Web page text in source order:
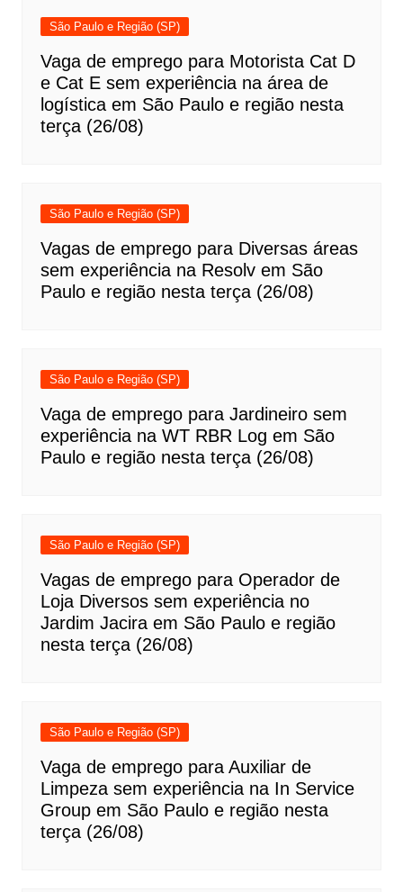
São Paulo e Região (SP)
Vaga de emprego para Motorista Cat D
e Cat E sem experiência na área de
logística em São Paulo e região nesta
terça (26/08)
São Paulo e Região (SP)
Vagas de emprego para Diversas áreas
sem experiência na Resolv em São
Paulo e região nesta terça (26/08)
São Paulo e Região (SP)
Vaga de emprego para Jardineiro sem
experiência na WT RBR Log em São
Paulo e região nesta terça (26/08)
São Paulo e Região (SP)
Vagas de emprego para Operador de
Loja Diversos sem experiência no
Jardim Jacira em São Paulo e região
nesta terça (26/08)
São Paulo e Região (SP)
Vaga de emprego para Auxiliar de
Limpeza sem experiência na In Service
Group em São Paulo e região nesta
terça (26/08)